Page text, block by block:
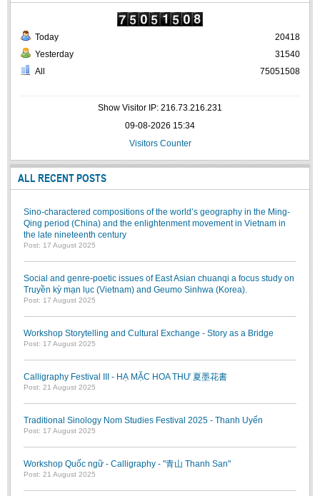
Today
Yesterday
All
20418
31540
75051508
Show Visitor IP: 216.73.216.231
09-08-2026 15:34
Visitors Counter
ALL RECENT POSTS
Sino-charactered compositions of the world’s geography in the Ming-
Qing period (China) and the enlightenment movement in Vietnam in
the late nineteenth century
Post: 17 August 2025
Social and genre-poetic issues of East Asian chuanqi a focus study on
Truyền kỳ mạn lục (Vietnam) and Geumo Sinhwa (Korea).
Post: 17 August 2025
Workshop Storytelling and Cultural Exchange - Story as a Bridge
Post: 17 August 2025
Calligraphy Festival III - HẠ MẶC HOA THƯ 夏墨花書
Post: 21 August 2025
Traditional Sinology Nom Studies Festival 2025 - Thanh Uyển
Post: 17 August 2025
Workshop Quốc ngữ - Calligraphy - "青山 Thanh San"
Post: 21 August 2025